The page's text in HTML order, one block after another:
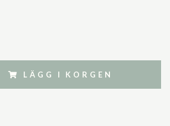
LÄGG I KORGEN